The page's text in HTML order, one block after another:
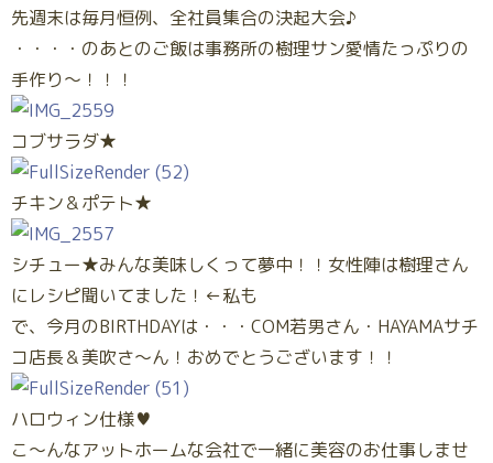
先週末は毎月恒例、全社員集合の決起大会♪
・・・・のあとのご飯は事務所の樹理サン愛情たっぷりの
手作り～！！！
コブサラダ★
チキン＆ポテト★
シチュー★みんな美味しくって夢中！！女性陣は樹理さん
にレシピ聞いてました！←私も
で、今月のBIRTHDAYは・・・COM若男さん・HAYAMAサチ
コ店長＆美吹さ～ん！おめでとうございます！！
ハロウィン仕様♥
こ～んなアットホームな会社で一緒に美容のお仕事しませ